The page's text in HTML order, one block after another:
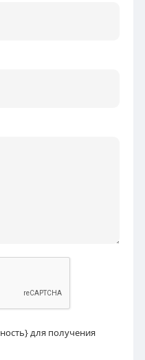
для получения